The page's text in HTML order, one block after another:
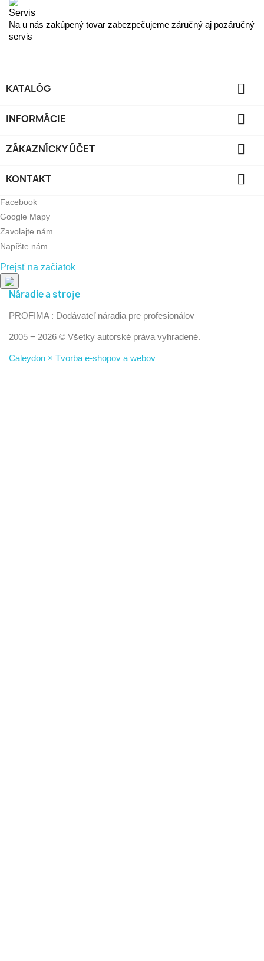
Servis
Na u nás zakúpený tovar zabezpečujeme záručný aj pozáručný
servis
KATALÓG 
INFORMÁCIE 
ZÁKAZNÍCKY ÚČET 
KONTAKT 
Facebook
Google Mapy
Zavolajte nám
Napíšte nám
Prejsť na začiatok
Náradie a stroje
PROFIMA : Dodávateľ náradia pre profesionálov
2005 − 2026 © Všetky autorské práva vyhradené.
Caleydon × Tvorba e-shopov a webov